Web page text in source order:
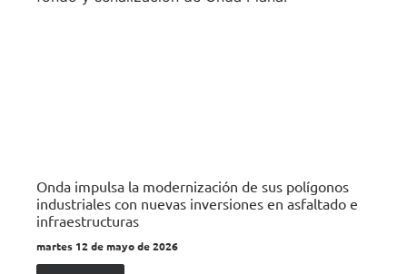
Onda impulsa la modernización de sus polígonos
industriales con nuevas inversiones en asfaltado e
infraestructuras
martes 12 de mayo de 2026